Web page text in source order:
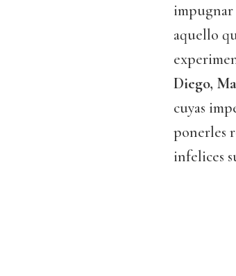
aquello
Diego,
cuyas
ponerles
infelices